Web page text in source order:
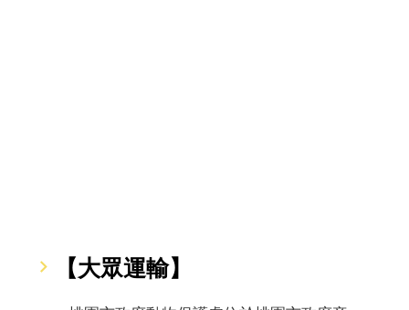
【大眾運輸】